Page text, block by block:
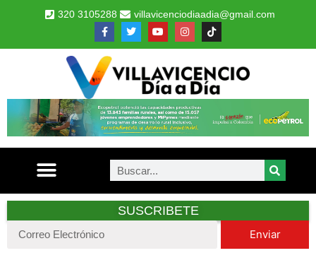
320 3105288 villavicenciodiaadia@gmail.com
SUSCRIBETE
Enviar